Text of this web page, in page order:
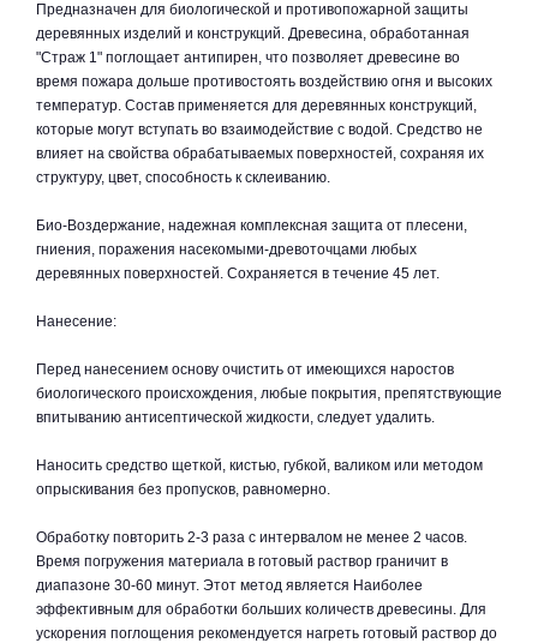
Предназначен для биологической и противопожарной защиты
деревянных изделий и конструкций. Древесина, обработанная
"Страж 1" поглощает антипирен, что позволяет древесине во
время пожара дольше противостоять воздействию огня и высоких
температур. Состав применяется для деревянных конструкций,
которые могут вступать во взаимодействие с водой. Средство не
влияет на свойства обрабатываемых поверхностей, сохраняя их
структуру, цвет, способность к склеиванию.
Биo-Воздержание, надежная комплексная защита от плесени,
гниения, поражения насекомыми-древоточцами любых
деревянных поверхностей. Сохраняется в течение 45 лет.
Нанесение:
Перед нанесением основу очистить от имеющихся наростов
биологического происхождения, любые покрытия, препятствующие
впитыванию антисептической жидкости, следует удалить.
Наносить средство щеткой, кистью, губкой, валиком или методом
опрыскивания без пропусков, равномерно.
Обработку повторить 2-3 раза с интервалом не менее 2 часов.
Время погружения материала в готовый раствор граничит в
диапазоне 30-60 минут. Этот метод является Наиболее
эффективным для обработки больших количеств древесины. Для
ускорения поглощения рекомендуется нагреть готовый раствор до